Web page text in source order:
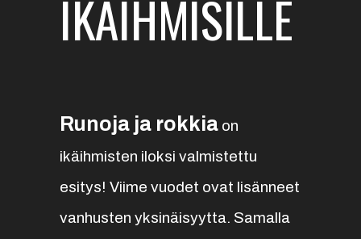
IKÄIHMISILLE
Runoja ja rokkia on
ikäihmisten iloksi valmistettu
esitys! Viime vuodet ovat lisänneet
vanhusten yksinäisyytta. Samalla